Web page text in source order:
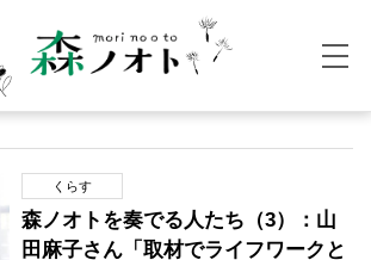
くらす
森ノオトを奏でる人たち（3）：山
田麻子さん「取材でライフワークと